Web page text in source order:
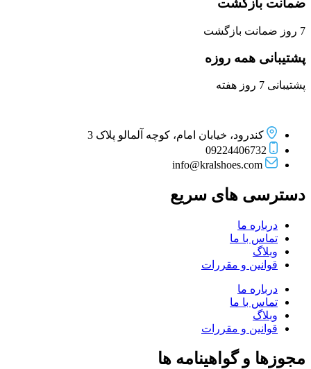
ضمانت بازگشت
7 روز ضمانت بازگشت
پشتیبانی همه روزه
پشتیبانی 7 روز هفته
کندرود، خیابان امام، کوچه آلمالو پلاک 3
09224406732
info@kralshoes.com
دسترسی های سریع
درباره ما
تماس با ما
وبلاگ
قوانین و مقررات
درباره ما
تماس با ما
وبلاگ
قوانین و مقررات
مجوزها و گواهینامه ها